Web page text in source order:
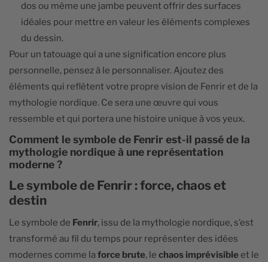
dos ou même une jambe peuvent offrir des surfaces
idéales pour mettre en valeur les éléments complexes
du dessin.
Pour un tatouage qui a une signification encore plus
personnelle, pensez à le personnaliser. Ajoutez des
éléments qui reflètent votre propre vision de Fenrir et de la
mythologie nordique. Ce sera une œuvre qui vous
ressemble et qui portera une histoire unique à vos yeux.
Comment le symbole de Fenrir est-il passé de la
mythologie nordique à une représentation
moderne ?
Le symbole de Fenrir : force, chaos et
destin
Le symbole de Fenrir, issu de la mythologie nordique, s’est
transformé au fil du temps pour représenter des idées
modernes comme la force brute, le chaos imprévisible et le